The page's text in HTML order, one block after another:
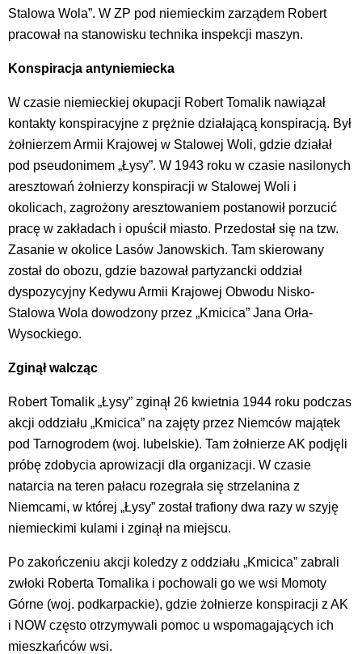
Stalowa Wola”. W ZP pod niemieckim zarządem Robert
pracował na stanowisku technika inspekcji maszyn.
Konspiracja antyniemiecka
W czasie niemieckiej okupacji Robert Tomalik nawiązał
kontakty konspiracyjne z prężnie działającą konspiracją. Był
żołnierzem Armii Krajowej w Stalowej Woli, gdzie działał
pod pseudonimem „Łysy”. W 1943 roku w czasie nasilonych
aresztowań żołnierzy konspiracji w Stalowej Woli i
okolicach, zagrożony aresztowaniem postanowił porzucić
pracę w zakładach i opuścił miasto. Przedostał się na tzw.
Zasanie w okolice Lasów Janowskich. Tam skierowany
został do obozu, gdzie bazował partyzancki oddział
dyspozycyjny Kedywu Armii Krajowej Obwodu Nisko-
Stalowa Wola dowodzony przez „Kmicica” Jana Orła-
Wysockiego.
Zginął walcząc
Robert Tomalik „Łysy” zginął 26 kwietnia 1944 roku podczas
akcji oddziału „Kmicica” na zajęty przez Niemców majątek
pod Tarnogrodem (woj. lubelskie). Tam żołnierze AK podjęli
próbę zdobycia aprowizacji dla organizacji. W czasie
natarcia na teren pałacu rozegrała się strzelanina z
Niemcami, w której „Łysy” został trafiony dwa razy w szyję
niemieckimi kulami i zginął na miejscu.
Po zakończeniu akcji koledzy z oddziału „Kmicica” zabrali
zwłoki Roberta Tomalika i pochowali go we wsi Momoty
Górne (woj. podkarpackie), gdzie żołnierze konspiracji z AK
i NOW często otrzymywali pomoc u wspomagających ich
mieszkańców wsi.